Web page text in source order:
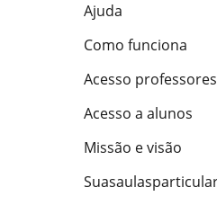
Ajuda
Como funciona
Acesso professores
Acesso a alunos
Missão e visão